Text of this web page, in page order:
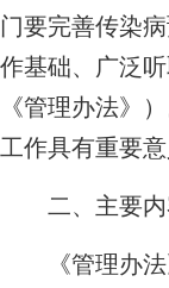
门要完善传染
作基础、广泛
《管理办法》
工作具有重要意
二、主要
《管理办法